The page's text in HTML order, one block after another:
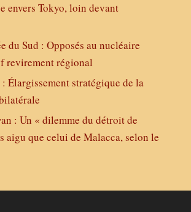
envers Tokyo, loin devant
du Sud : Opposés au nucléaire
revirement régional
Élargissement stratégique de la
: Un « dilemme du détroit de
aigu que celui de Malacca, selon le